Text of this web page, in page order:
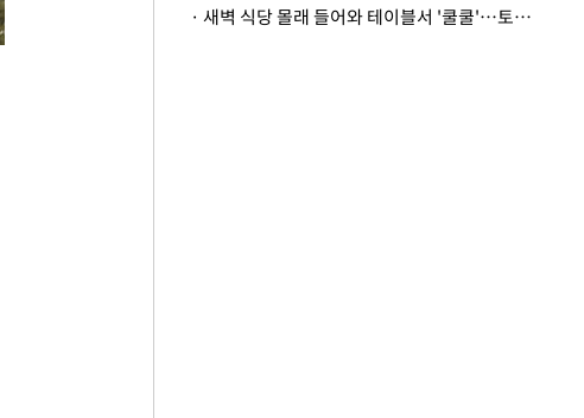
· 새벽 식당 몰래 들어와 테이블서 '쿨쿨'…토사물 남기고 사라진 남성